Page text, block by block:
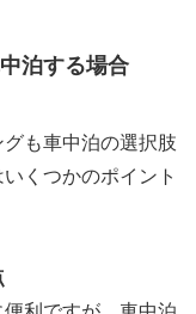
泊する場合
も車中泊の選択肢
くつかのポイント